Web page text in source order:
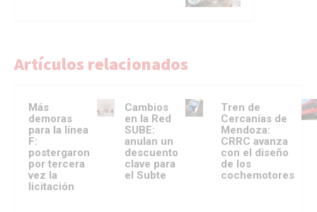
Artículos relacionados
Más
demoras
para la línea
F:
postergaron
por tercera
vez la
licitación
Cambios
en la Red
SUBE:
anulan un
descuento
clave para
el Subte
Tren de
Cercanías de
Mendoza:
CRRC avanza
con el diseño
de los
cochemotores